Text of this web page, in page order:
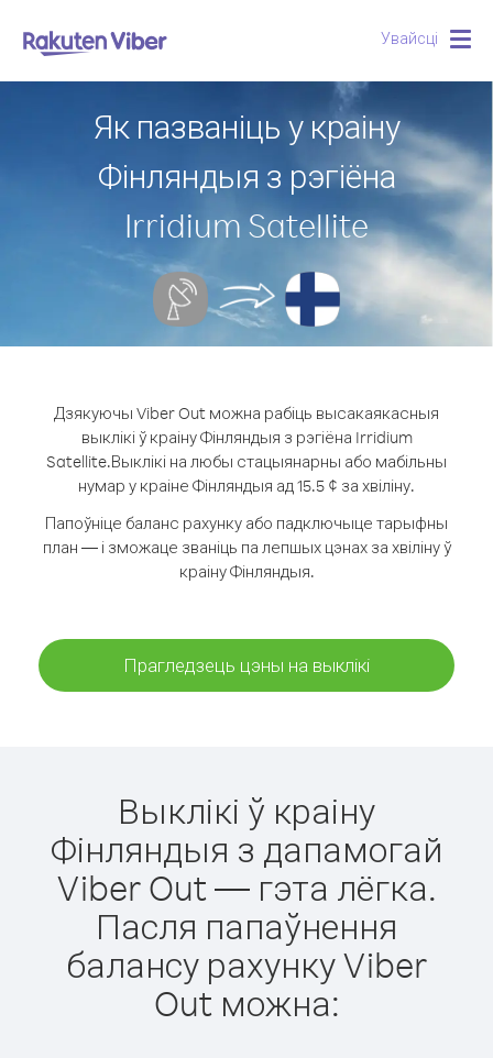
Увайсці
Як пазваніць у краіну
Фінляндыя з рэгіёна
Irridium Satellite
Дзякуючы Viber Out можна рабіць высакаякасныя
выклікі ў краіну Фінляндыя з рэгіёна Irridium
Satellite.Выклікі на любы стацыянарны або мабільны
нумар у краіне Фінляндыя ад 15.5 ¢ за хвіліну.
Папоўніце баланс рахунку або падключыце тарыфны
план — і зможаце званіць па лепшых цэнах за хвіліну ў
краіну Фінляндыя.
Прагледзець цэны на выклікі
Выклікі ў краіну
Фінляндыя з дапамогай
Viber Out — гэта лёгка.
Пасля папаўнення
балансу рахунку Viber
Out можна: